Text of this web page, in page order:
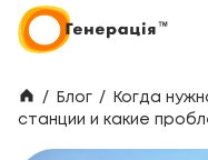
/ Блог /
Когда
станции и какие